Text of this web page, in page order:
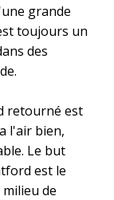
grande
toujours un
des
retourné est
l'air bien,
Le but
est le
de